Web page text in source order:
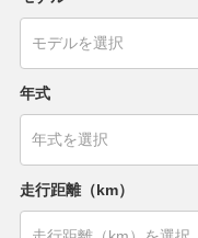
年式
走行距離（km）